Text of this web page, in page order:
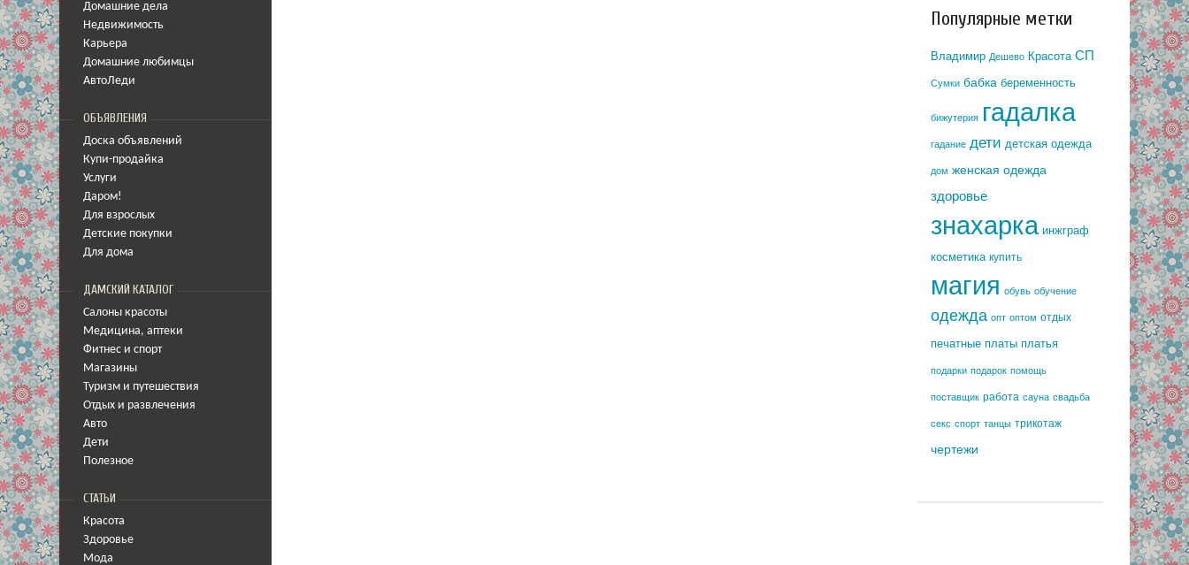
Домашние дела
Недвижимость
Карьера
Домашние любимцы
АвтоЛеди
ОБЪЯВЛЕНИЯ
Доска объявлений
Купи-продайка
Услуги
Даром!
Для взрослых
Детские покупки
Для дома
ДАМСКИЙ КАТАЛОГ
Салоны красоты
Медицина, аптеки
Фитнес и спорт
Магазины
Туризм и путешествия
Отдых и развлечения
Авто
Дети
Полезное
СТАТЬИ
Красота
Здоровье
Мода
Популярные метки
Владимир Дешево Красота СП
Сумки бабка беременность
бижутерия гадалка
гадание дети детская одежда
дом женская одежда
здоровье
знахарка инжграф
косметика купить
магия обувь обучение
одежда опт оптом отдых
печатные платы платья
подарки подарок помощь
поставщик работа сауна свадьба
секс спорт танцы трикотаж
чертежи